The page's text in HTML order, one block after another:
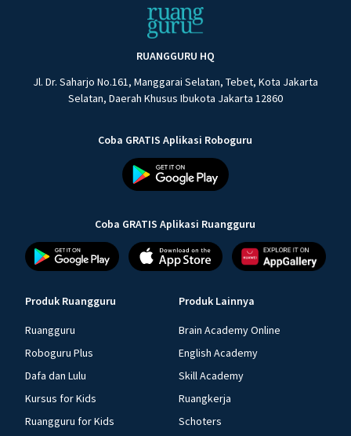
RUANGGURU HQ
Jl. Dr. Saharjo No.161, Manggarai Selatan, Tebet, Kota Jakarta
Selatan, Daerah Khusus Ibukota Jakarta 12860
Coba GRATIS Aplikasi Roboguru
Coba GRATIS Aplikasi Ruangguru
Produk Ruangguru
Ruangguru
Roboguru Plus
Dafa dan Lulu
Kursus for Kids
Ruangguru for Kids
Produk Lainnya
Brain Academy Online
English Academy
Skill Academy
Ruangkerja
Schoters